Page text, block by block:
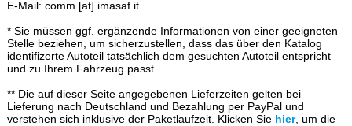
E-Mail: comm [at] imasaf.it
* Sie müssen ggf. ergänzende Informationen von einer geeigneten
Stelle beziehen, um sicherzustellen, dass das über den Katalog
identifizerte Autoteil tatsächlich dem gesuchten Autoteil entspricht
und zu Ihrem Fahrzeug passt.
** Die auf dieser Seite angegebenen Lieferzeiten gelten bei
Lieferung nach Deutschland und Bezahlung per PayPal und
verstehen sich inklusive der Paketlaufzeit. Klicken Sie hier, um die